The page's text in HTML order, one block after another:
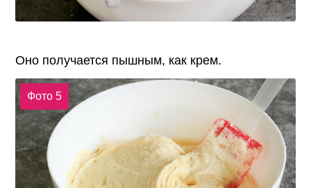
Оно получается пышным, как крем.
Фото 5